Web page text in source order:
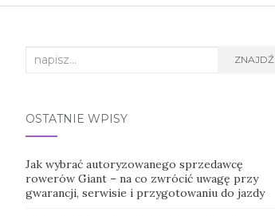
Search
ZNAJDŹ
OSTATNIE WPISY
Jak wybrać autoryzowanego sprzedawcę
rowerów Giant – na co zwrócić uwagę przy
gwarancji, serwisie i przygotowaniu do jazdy